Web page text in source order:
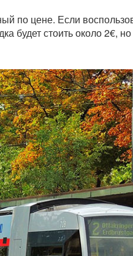
по цене. Если
будет стоить около 2€,